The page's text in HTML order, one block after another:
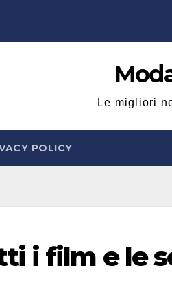
Le migliori
POLICY
i film e le